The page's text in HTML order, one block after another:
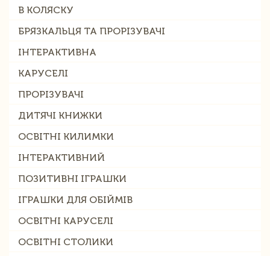
В КОЛЯСКУ
БРЯЗКАЛЬЦЯ ТА ПРОРІЗУВАЧІ
ІНТЕРАКТИВНА
КАРУСЕЛІ
ПРОРІЗУВАЧІ
ДИТЯЧІ КНИЖКИ
ОСВІТНІ КИЛИМКИ
ІНТЕРАКТИВНИЙ
ПОЗИТИВНІ ІГРАШКИ
ІГРАШКИ ДЛЯ ОБІЙМІВ
ОСВІТНІ КАРУСЕЛІ
ОСВІТНІ СТОЛИКИ